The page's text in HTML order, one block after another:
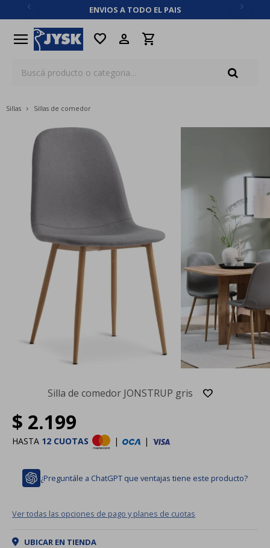
ENVIOS A TODO EL PAIS
menu favorite
Sillas Sillas de comedor
Silla de comedor JONSTRUP gris
$ 2.199
HASTA 12 CUOTAS | |
¿Preguntále a ChatGPT que ventajas tiene este producto?
Ver todas las opciones de pago y planes de cuotas
UBICAR EN TIENDA
close